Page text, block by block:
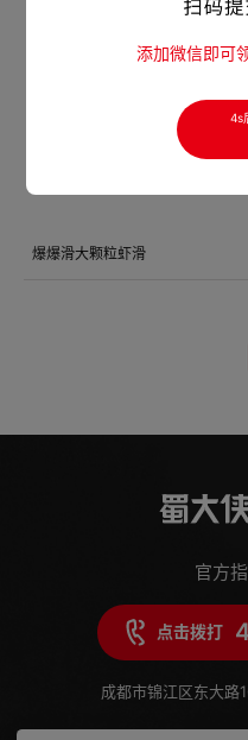
爆爆滑大颗粒虾滑
官方
点击拨打
成都市锦江区东大路
添加微信即可
4s